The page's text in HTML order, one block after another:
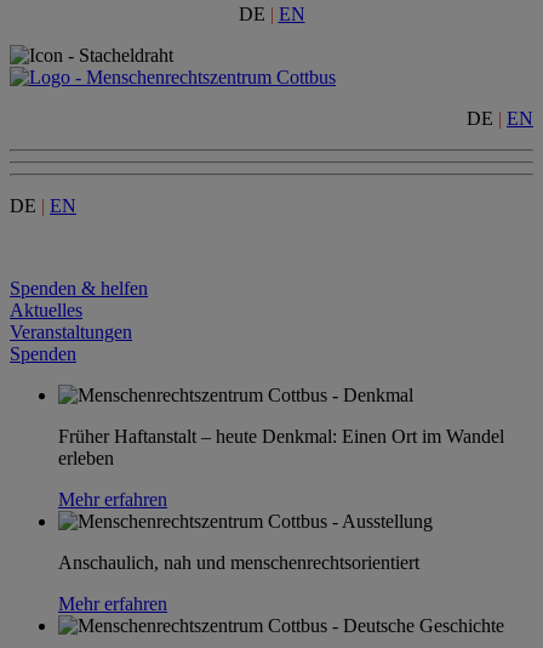
DE | EN
DE | EN
DE | EN
Spenden & helfen
Aktuelles
Veranstaltungen
Spenden
Früher Haftanstalt – heute Denkmal: Einen Ort im Wandel
erleben
Mehr erfahren
Anschaulich, nah und menschenrechtsorientiert
Mehr erfahren